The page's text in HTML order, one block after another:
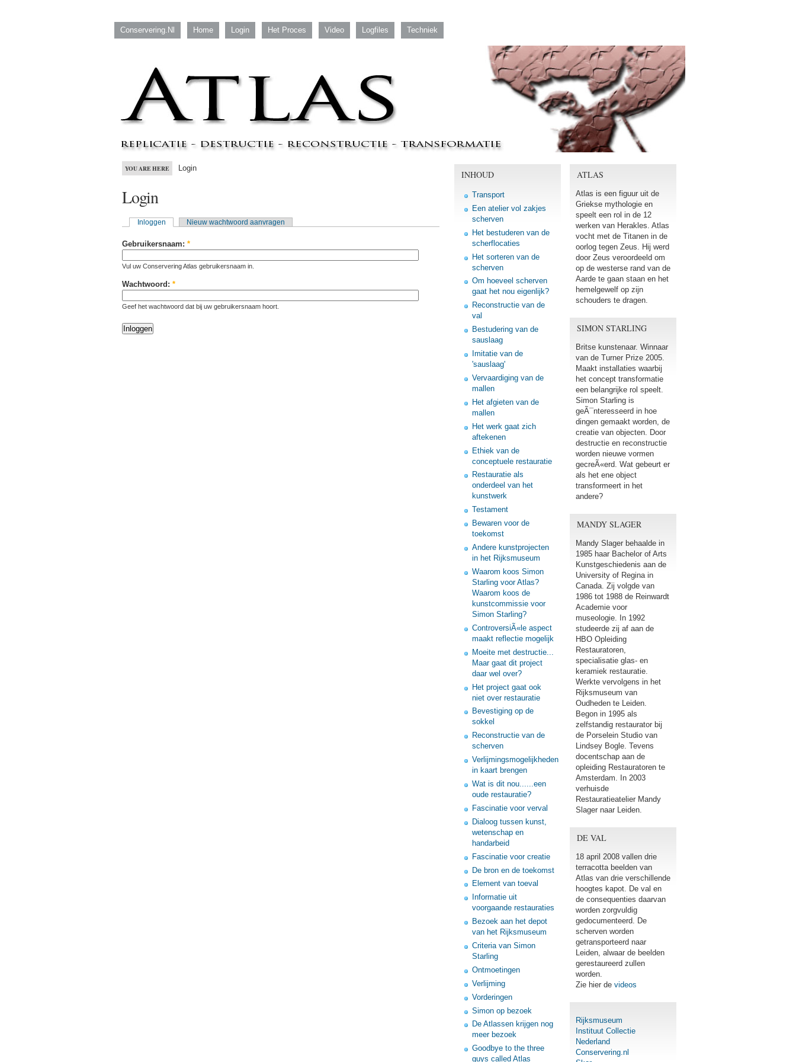
Conservering.nl Home Login Het Proces Video Logfiles Techniek
YOU ARE HERE Login
Login
Inloggen Nieuw wachtwoord aanvragen
Gebruikersnaam: *
Vul uw Conservering Atlas gebruikersnaam in.
Wachtwoord: *
Geef het wachtwoord dat bij uw gebruikersnaam hoort.
INHOUD
Transport
Een atelier vol zakjes
scherven
Het bestuderen van de
scherflocaties
Het sorteren van de
scherven
Om hoeveel scherven
gaat het nou eigenlijk?
Reconstructie van de
val
Bestudering van de
sauslaag
Imitatie van de
'sauslaag'
Vervaardiging van de
mallen
Het afgieten van de
mallen
Het werk gaat zich
aftekenen
Ethiek van de
conceptuele restauratie
Restauratie als
onderdeel van het
kunstwerk
Testament
Bewaren voor de
toekomst
Andere kunstprojecten
in het Rijksmuseum
Waarom koos Simon
Starling voor Atlas?
Waarom koos de
kunstcommissie voor
Simon Starling?
ControversiÃ«le aspect
maakt reflectie mogelijk
Moeite met destructie...
Maar gaat dit project
daar wel over?
Het project gaat ook
niet over restauratie
Bevestiging op de
sokkel
Reconstructie van de
scherven
Verlijmingsmogelijkheden
in kaart brengen
Wat is dit nou......een
oude restauratie?
Fascinatie voor verval
Dialoog tussen kunst,
wetenschap en
handarbeid
Fascinatie voor creatie
De bron en de toekomst
Element van toeval
Informatie uit
voorgaande restauraties
Bezoek aan het depot
van het Rijksmuseum
Criteria van Simon
Starling
Ontmoetingen
Verlijming
Vorderingen
Simon op bezoek
De Atlassen krijgen nog
meer bezoek
Goodbye to the three
guys called Atlas
ATLAS
Atlas is een figuur uit de
Griekse mythologie en
speelt een rol in de 12
werken van Herakles. Atlas
vocht met de Titanen in de
oorlog tegen Zeus. Hij werd
door Zeus veroordeeld om
op de westerse rand van de
Aarde te gaan staan en het
hemelgewelf op zijn
schouders te dragen.
SIMON STARLING
Britse kunstenaar. Winnaar
van de Turner Prize 2005.
Maakt installaties waarbij
het concept transformatie
een belangrijke rol speelt.
Simon Starling is
geÃ¯nteresseerd in hoe
dingen gemaakt worden, de
creatie van objecten. Door
destructie en reconstructie
worden nieuwe vormen
gecreÃ«erd. Wat gebeurt er
als het ene object
transformeert in het
andere?
MANDY SLAGER
Mandy Slager behaalde in
1985 haar Bachelor of Arts
Kunstgeschiedenis aan de
University of Regina in
Canada. Zij volgde van
1986 tot 1988 de Reinwardt
Academie voor
museologie. In 1992
studeerde zij af aan de
HBO Opleiding
Restauratoren,
specialisatie glas- en
keramiek restauratie.
Werkte vervolgens in het
Rijksmuseum van
Oudheden te Leiden.
Begon in 1995 als
zelfstandig restaurator bij
de Porselein Studio van
Lindsey Bogle. Tevens
docentschap aan de
opleiding Restauratoren te
Amsterdam. In 2003
verhuisde
Restauratieatelier Mandy
Slager naar Leiden.
DE VAL
18 april 2008 vallen drie
terracotta beelden van
Atlas van drie verschillende
hoogtes kapot. De val en
de consequenties daarvan
worden zorgvuldig
gedocumenteerd. De
scherven worden
getransporteerd naar
Leiden, alwaar de beelden
gerestaureerd zullen
worden.
Zie hier de videos
Rijksmuseum
Instituut Collectie
Nederland
Conservering.nl